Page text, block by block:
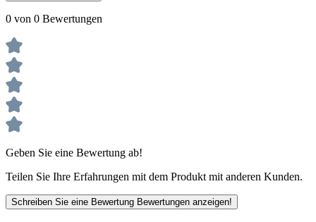
0 von 0 Bewertungen
Geben Sie eine Bewertung ab!
Teilen Sie Ihre Erfahrungen mit dem Produkt mit anderen Kunden.
Schreiben Sie eine Bewertung Bewertungen anzeigen!